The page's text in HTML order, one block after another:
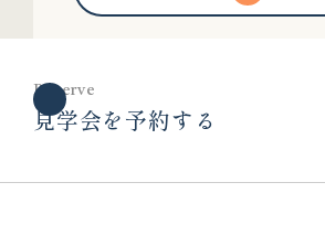
Reserve
見学会を予約する